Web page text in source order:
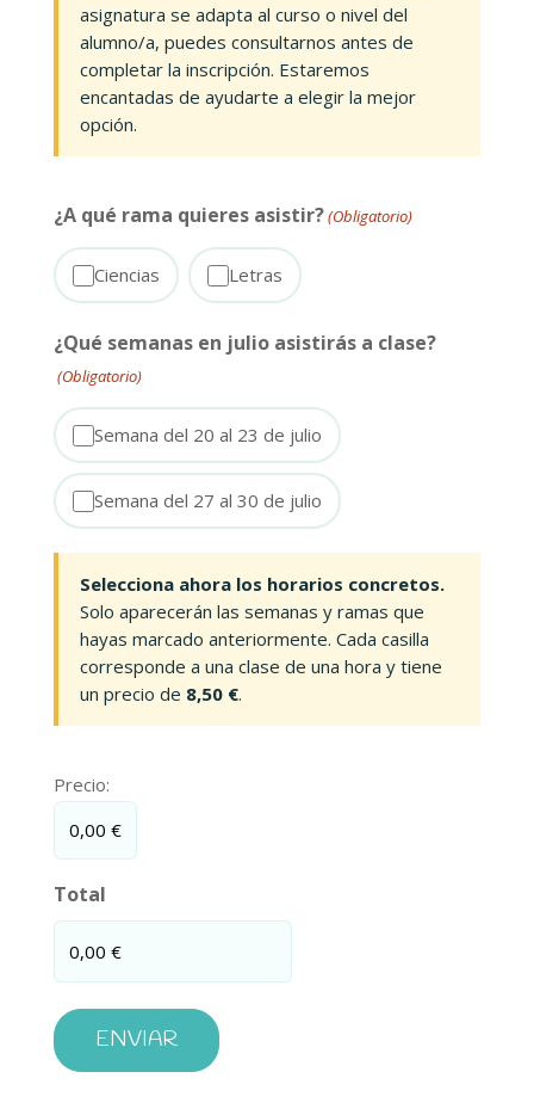
asignatura se adapta al curso o nivel del
alumno/a, puedes consultarnos antes de
completar la inscripción. Estaremos
encantadas de ayudarte a elegir la mejor
opción.
¿A qué rama quieres asistir?(Obligatorio)
Ciencias Letras
¿Qué semanas en julio asistirás a clase?
(Obligatorio)
Semana del 20 al 23 de julio
Semana del 27 al 30 de julio
Selecciona ahora los horarios concretos.
Solo aparecerán las semanas y ramas que
hayas marcado anteriormente. Cada casilla
corresponde a una clase de una hora y tiene
un precio de 8,50 €.
Precio
Precio:
0,00 €
Total